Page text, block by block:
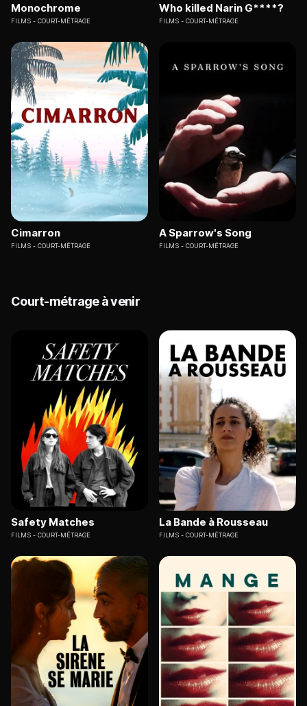
Monochrome
FILMS COURT-MÉTRAGE
Who killed Narin G****?
FILMS COURT-MÉTRAGE
Cimarron
FILMS COURT-MÉTRAGE
A Sparrow's Song
FILMS COURT-MÉTRAGE
Court-métrage à venir
Safety Matches
FILMS COURT-MÉTRAGE
La Bande à Rousseau
FILMS COURT-MÉTRAGE